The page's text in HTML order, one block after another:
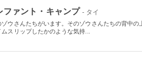
ファント・キャンプ - タイ
ウさんたちがいます。そのゾウさんたちの背中
スリップしたかのような気持...